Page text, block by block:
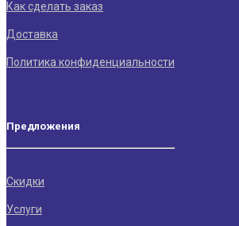
Как сделать заказ
Доставка
Политика конфиденциальности
Предложения
Скидки
Услуги